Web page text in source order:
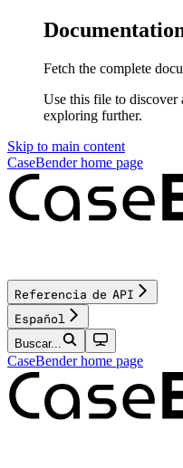
Fetch the complete
Use this file to discover
exploring further.
Skip to main content
CaseBenderhome page
Referencia de API
Español
Buscar...
CaseBenderhome page